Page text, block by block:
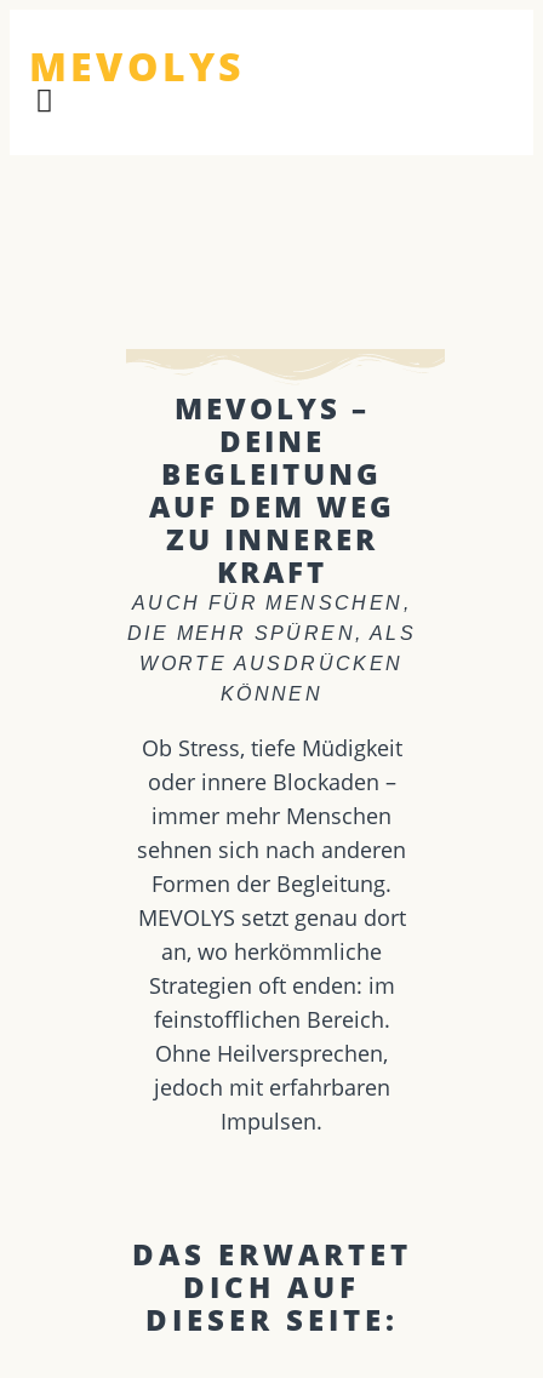
MEVOLYS
MEVOLYS –
DEINE
BEGLEITUNG
AUF DEM WEG
ZU INNERER
KRAFT
AUCH FÜR MENSCHEN,
DIE MEHR SPÜREN, ALS
WORTE AUSDRÜCKEN
KÖNNEN
Ob Stress, tiefe Müdigkeit
oder innere Blockaden –
immer mehr Menschen
sehnen sich nach anderen
Formen der Begleitung.
MEVOLYS setzt genau dort
an, wo herkömmliche
Strategien oft enden: im
feinstofflichen Bereich.
Ohne Heilversprechen,
jedoch mit erfahrbaren
Impulsen.
DAS ERWARTET
DICH AUF
DIESER SEITE: